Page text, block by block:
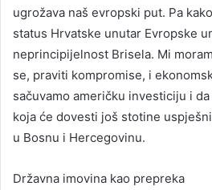
ugrožava naš evropski put. Pa
status Hrvatske unutar Evropske
neprincipijelnost Brisela. Mi
se, praviti kompromise, i
sačuvamo američku investiciju i
koja će dovesti još stotine
u Bosnu i Hercegovinu.
Državna imovina kao prepreka